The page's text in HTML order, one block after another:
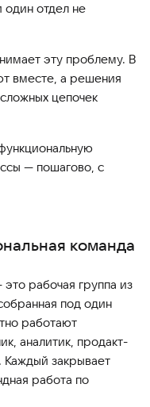
один отдел не
эту проблему. В
вместе, а решения
цепочек
— пошагово, с
команда
рабочая группа из
под один
работают
аналитик, продакт-
закрывает
работа по